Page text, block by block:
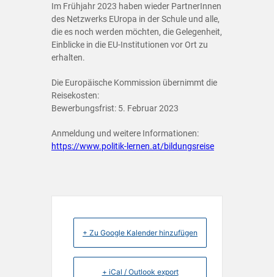
Im Frühjahr 2023 haben wieder PartnerInnen
des Netzwerks EUropa in der Schule und alle,
die es noch werden möchten, die Gelegenheit,
Einblicke in die EU-Institutionen vor Ort zu
erhalten.
Die Europäische Kommission übernimmt die
Reisekosten:
Bewerbungsfrist: 5. Februar 2023
Anmeldung und weitere Informationen:
https://www.politik-lernen.at/bildungsreise
+ Zu Google Kalender hinzufügen
+ iCal / Outlook export